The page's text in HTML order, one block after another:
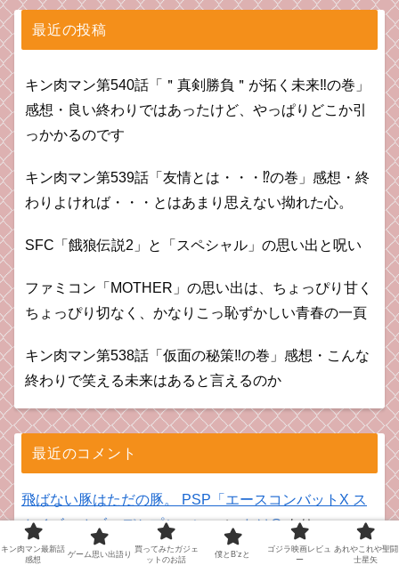
最近の投稿
キン肉マン第540話「＂真剣勝負＂が拓く未来‼の巻」
感想・良い終わりではあったけど、やっぱりどこか引
っかかるのです
キン肉マン第539話「友情とは・・・⁉︎の巻」感想・終
わりよければ・・・とはあまり思えない拗れた心。
SFC「餓狼伝説2」と「スペシャル」の思い出と呪い
ファミコン「MOTHER」の思い出は、ちょっぴり甘く
ちょっぴり切なく、かなりこっ恥ずかしい青春の一頁
キン肉マン第538話「仮面の秘策‼︎の巻」感想・こんな
終わりで笑える未来はあると言えるのか
最近のコメント
飛ばない豚はただの豚。 PSP「エースコンバットX ス
カイズ・オブ・デセプション」にたけGより
キン肉マン最新話
感想
ゲーム思い出語り
買ってみたガジェ
ットのお話
僕とB’zと
ゴジラ映画レビュ
ー
あれやこれや聖闘
士星矢